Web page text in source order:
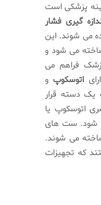
پزشکی است
گیری فشار
می شوند. این
می شود و
فراهم می
اتوسکوپو
دسته قرار
اتوسکوپ یا
شود. ست های
می شوند.
که تجهیزات